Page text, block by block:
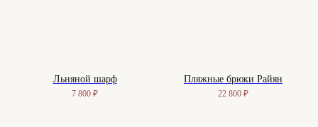
Льняной шарф
7 800 ₽
Пляжные брюки Райян
22 800 ₽